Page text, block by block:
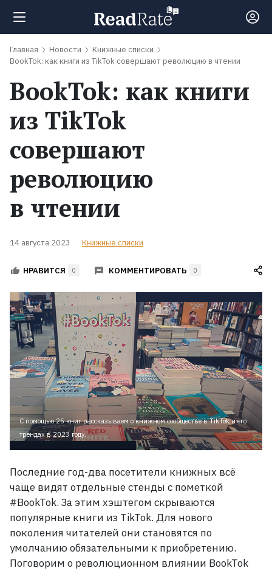
Поиск
Новости
Книги
Экранизации
Главная Новости
Книжные списки
BookTok: как книги из TikTok совершают революцию в чтении
BookTok: как книги
из TikTok
совершают
революцию
в чтении
14 августа 2023 Книжные списки
НРАВИТСЯ 0 КОММЕНТИРОВАТЬ 0
С помощью 25 книг рассказываем о книжном сообществе в TikTok и его
трендах в 2023 году.
Последние год-два посетители книжных всё
чаще видят отдельные стенды с пометкой
#BookTok. За этим хэштегом скрываются
популярные книги из TikTok. Для нового
поколения читателей они становятся по
умолчанию обязательными к приобретению.
Поговорим о революционном влиянии BookTok